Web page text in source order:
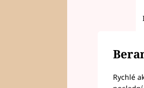
Rychlé